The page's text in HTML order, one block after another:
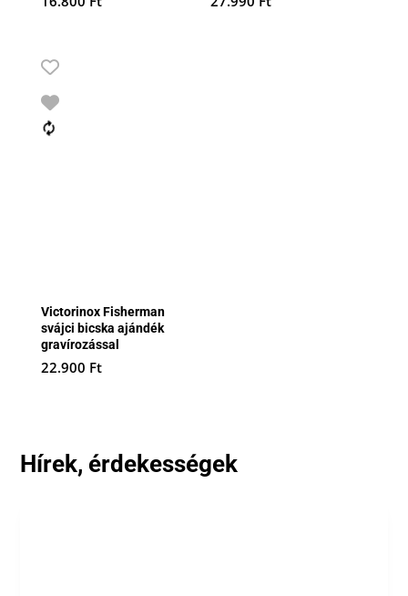
Victorinox Fisherman
svájci bicska ajándék
gravírozással
22.900 Ft
Hírek, érdekességek